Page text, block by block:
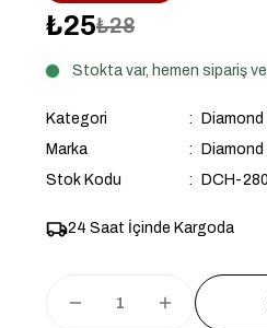
₺25₺28
Stokta var, hemen sipariş
Kategori
Marka
Stok Kodu
DCH-
24 Saat İçinde Kargoda